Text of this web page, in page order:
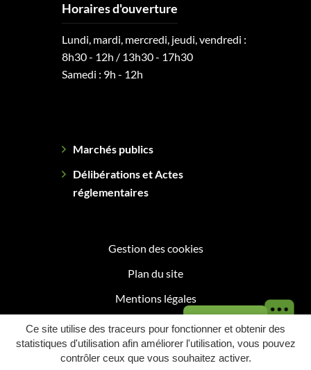
Ce site utilise des traceurs pour fonctionner et obtenir des
statistiques d'utilisation afin améliorer l'utilisation, vous pouvez
contrôler ceux que vous souhaitez activer.
Horaires d'ouverture
Lundi, mardi, mercredi, jeudi, vendredi :
8h30 - 12h / 13h30 - 17h30
Samedi : 9h - 12h
Marchés publics
Délibérations et Actes
réglementaires
Gestion des cookies
Plan du site
Mentions légales
Politique de confidentialité
Accessibilité : Partiellement conforme
Besoin d'aide ?